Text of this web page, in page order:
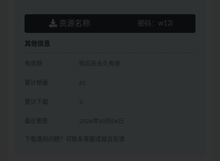
资源名称 密码： w12i
其他信息
有效期 购买后永久有效
累计销量 81
累计下载 3
最近更新 2024年10月06日
下载遇到问题？可联系客服或留言反馈